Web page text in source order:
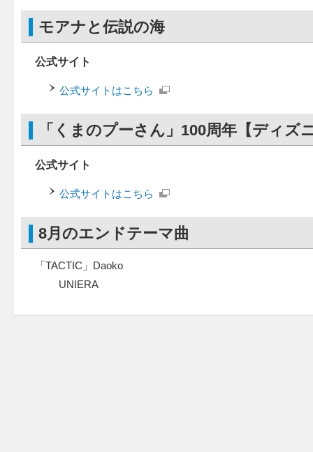
モアナと伝説の海
公式サイト
公式サイトはこちら
「くまのプーさん」100周年【ディズ
公式サイト
公式サイトはこちら
8月のエンドテーマ曲
「TACTIC」Daoko
UNIERA